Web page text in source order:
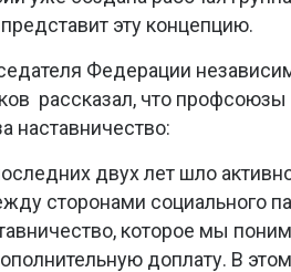
эту концепцию.
Федерации
рассказал, что профсоюзы
наставничество:
двух лет шло
сторонами социального
которое мы
доплату. В